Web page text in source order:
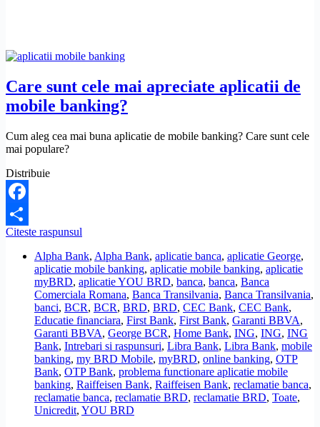
Care sunt cele mai apreciate aplicatii de
mobile banking?
Cum aleg cea mai buna aplicatie de mobile banking? Care sunt cele
mai populare?
Distribuie
Facebook
Share
Citeste raspunsul
cele
mai
apreciate
aplicatii
de
mobile
banking?
Alpha Bank, Alpha Bank, aplicatie banca, aplicatie George,
aplicatie mobile banking, aplicatie mobile banking, aplicatie
myBRD, aplicatie YOU BRD, banca, banca, Banca
Comerciala Romana, Banca Transilvania, Banca Transilvania,
banci, BCR, BCR, BRD, BRD, CEC Bank, CEC Bank,
Educatie financiara, First Bank, First Bank, Garanti BBVA,
Garanti BBVA, George BCR, Home Bank, ING, ING, ING
Bank, Intrebari si raspunsuri, Libra Bank, Libra Bank, mobile
banking, my BRD Mobile, myBRD, online banking, OTP
Bank, OTP Bank, problema functionare aplicatie mobile
banking, Raiffeisen Bank, Raiffeisen Bank, reclamatie banca,
reclamatie banca, reclamatie BRD, reclamatie BRD, Toate,
Unicredit, YOU BRD